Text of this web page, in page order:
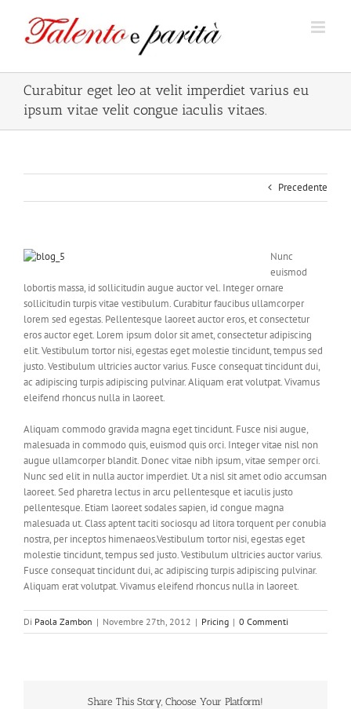
contenuto
Curabitur eget leo at velit imperdiet varius eu
ipsum vitae velit congue iaculis vitaes.
Precedente
Nunc
euismod
lobortis massa, id sollicitudin augue auctor vel. Integer ornare
sollicitudin turpis vitae vestibulum. Curabitur faucibus ullamcorper
lorem sed egestas. Pellentesque laoreet auctor eros, et consectetur
eros auctor eget. Lorem ipsum dolor sit amet, consectetur adipiscing
elit. Vestibulum tortor nisi, egestas eget molestie tincidunt, tempus sed
justo. Vestibulum ultricies auctor varius. Fusce consequat tincidunt dui,
ac adipiscing turpis adipiscing pulvinar. Aliquam erat volutpat. Vivamus
eleifend rhoncus nulla in laoreet.
Aliquam commodo gravida magna eget tincidunt. Fusce nisi augue,
malesuada in commodo quis, euismod quis orci. Integer vitae nisl non
augue ullamcorper blandit. Donec vitae nibh ipsum, vitae semper orci.
Nunc sed elit in nulla auctor imperdiet. Ut a nisl sit amet odio accumsan
laoreet. Sed pharetra lectus in arcu pellentesque et iaculis justo
pellentesque. Etiam laoreet sodales sapien, id congue magna
malesuada ut. Class aptent taciti sociosqu ad litora torquent per conubia
nostra, per inceptos himenaeos.Vestibulum tortor nisi, egestas eget
molestie tincidunt, tempus sed justo. Vestibulum ultricies auctor varius.
Fusce consequat tincidunt dui, ac adipiscing turpis adipiscing pulvinar.
Aliquam erat volutpat. Vivamus eleifend rhoncus nulla in laoreet.
Di Paola Zambon | Novembre 27th, 2012 | Pricing | 0 Commenti
Share This Story, Choose Your Platform!